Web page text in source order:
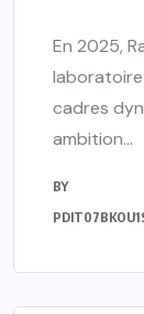
En 2025,
laboratoire
cadres
ambition...
BY